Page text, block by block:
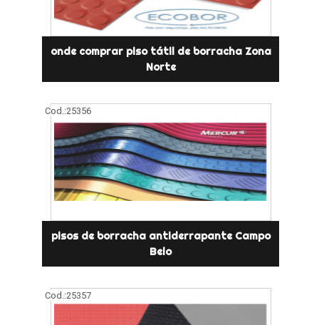
onde comprar piso tátil de borracha Zona
Norte
Cod.:25356
pisos de borracha antiderrapante Campo
Belo
Cod.:25357